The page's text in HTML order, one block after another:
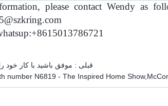
please contact Wendy as
قبلی : موفق باشید با کار خود
number N6819 - The Inspired Home